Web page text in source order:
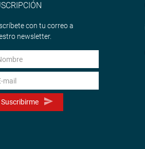
con tu correo a
newsletter.
Suscribirme